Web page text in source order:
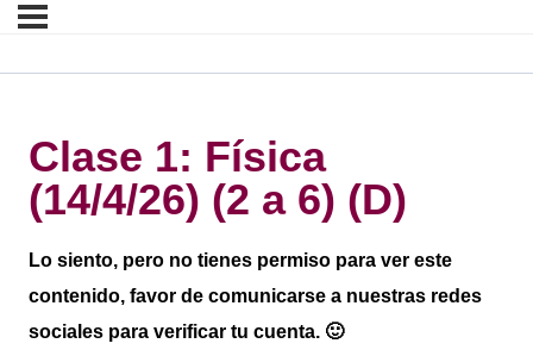
Clase 1: Física
(14/4/26) (2 a 6) (D)
Lo siento, pero no tienes permiso para ver este
contenido, favor de comunicarse a nuestras redes
sociales para verificar tu cuenta. 🙂